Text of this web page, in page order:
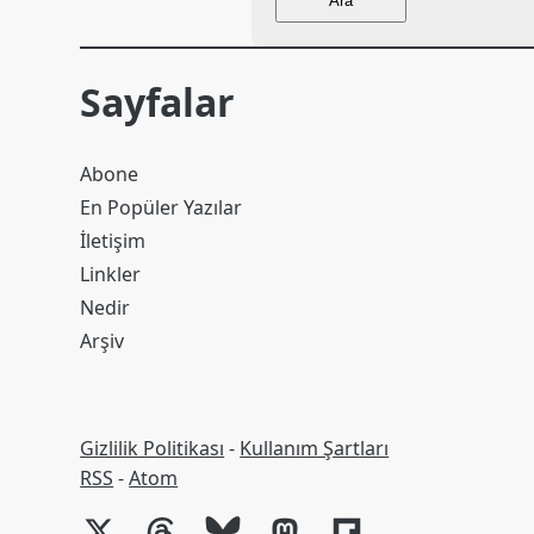
Sayfalar
Abone
En Popüler Yazılar
İletişim
Linkler
Nedir
Arşiv
Gizlilik Politikası - Kullanım Şartları
RSS
RSS -Atom